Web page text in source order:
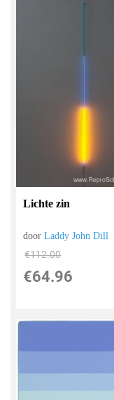
Lichte zin
doorLaddy John Dill
€112.00
€64.96